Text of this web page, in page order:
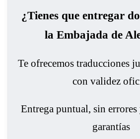
¿Tienes que entregar
la Embajada de
Te ofrecemos traducciones
con validez
Entrega puntual, sin errores
garantías